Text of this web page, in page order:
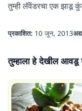
तुम्हीलॅवेंडरचा एक झाडू
प्रकाशित: 10 जून, 2013
तुम्हाला हे देखील